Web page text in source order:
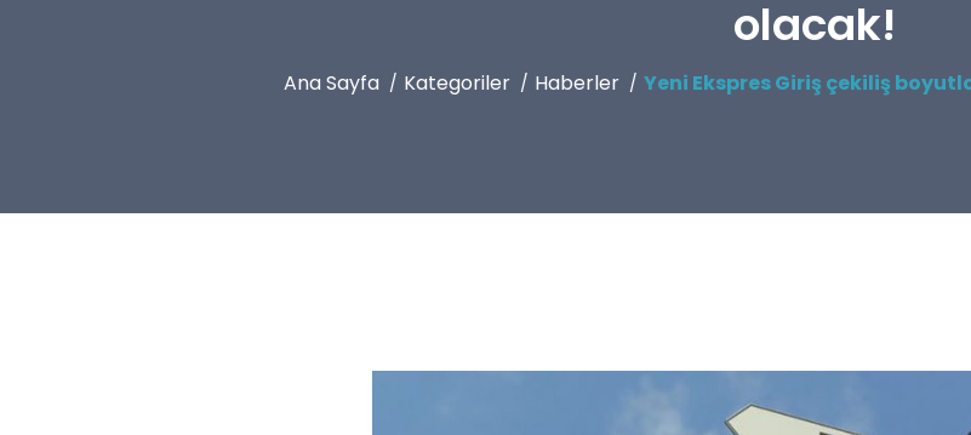
olacak!
Ana Sayfa Kategoriler Haberler Yeni Ekspres Giriş çekiliş